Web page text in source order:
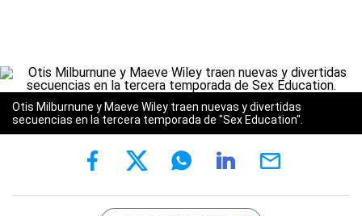
Otis Milburnune y Maeve Wiley traen nuevas y divertidas
secuencias en la tercera temporada de "Sex Education".